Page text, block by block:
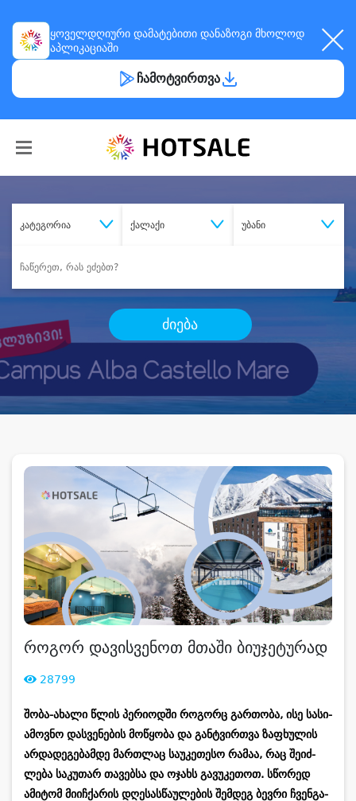
ყოველდღიური დამატებითი დანაზოგი მხოლოდ
აპლიკაციაში
ჩამოტვირთვა
კატეგორია ქალაქი უბანი
ძიება
როგორ დავისვენოთ მთაში ბიუჯეტურად
28799
შობა-ახა­ლი წლის პე­რი­ოდ­ში რო­გორც გარ­თო­ბა, ისე სა­სი­
ა­მოვ­ნო დას­ვე­ნე­ბის მო­წყო­ბა და გან­ტვირ­თვა ზა­ფხუ­ლის
არ­და­დე­გე­ბამ­დე მარ­თლაც სა­უ­კე­თე­სო რა­მაა, რაც შე­იძ­
ლე­ბა სა­კუ­თარ თა­ვებ­სა და ოჯახს გა­ვუ­კე­თოთ. სწო­რედ
ამი­ტომ მი­იჩ­ქა­რის დღე­სას­წა­უ­ლე­ბის შემ­დეგ ბევ­რი ჩვენ­გა­